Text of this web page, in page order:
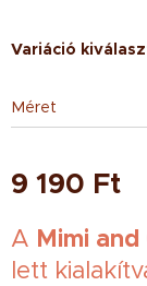
Variáció
Méret
9 190 Ft
A Mimi
lett